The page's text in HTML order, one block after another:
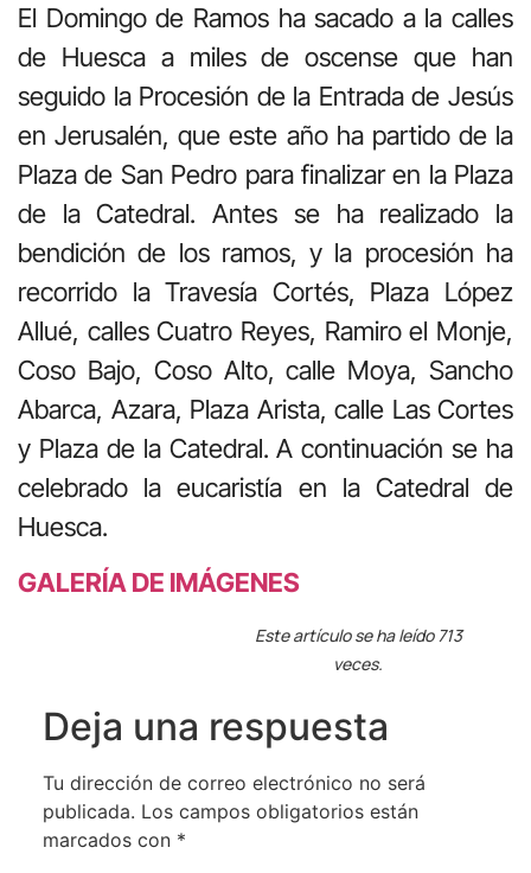
El Domingo de Ramos ha sacado a la calles
de Huesca a miles de oscense que han
seguido la Procesión de la Entrada de Jesús
en Jerusalén, que este año ha partido de la
Plaza de San Pedro para finalizar en la Plaza
de la Catedral. Antes se ha realizado la
bendición de los ramos, y la procesión ha
recorrido la Travesía Cortés, Plaza López
Allué, calles Cuatro Reyes, Ramiro el Monje,
Coso Bajo, Coso Alto, calle Moya, Sancho
Abarca, Azara, Plaza Arista, calle Las Cortes
y Plaza de la Catedral. A continuación se ha
celebrado la eucaristía en la Catedral de
Huesca.
GALERÍA DE IMÁGENES
Este artículo se ha leído 713
veces.
Deja una respuesta
Tu dirección de correo electrónico no será
publicada. Los campos obligatorios están
marcados con *